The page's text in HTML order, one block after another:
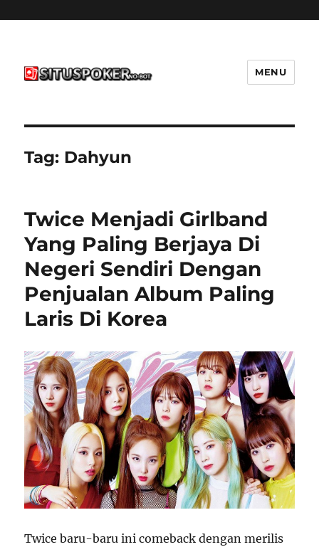
MENU
Tag: Dahyun
Twice Menjadi Girlband
Yang Paling Berjaya Di
Negeri Sendiri Dengan
Penjualan Album Paling
Laris Di Korea
Twice baru-baru ini comeback dengan merilis